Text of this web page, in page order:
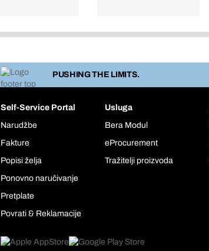
PUSHING THE LIMITS.
Self-Service Portal
Narudžbe
Fakture
Popisi želja
Ponovno naručivanje
Pretplate
Povrati & Reklamacije
Usluga
Bera Modul
eProcurement
Tražitelji proizvoda